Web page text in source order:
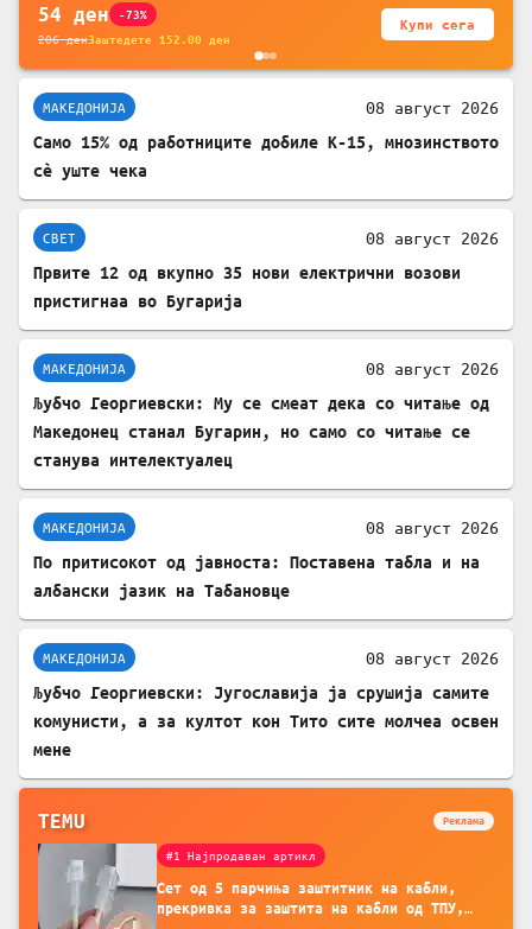
54 ден -73%
206денЗаштедете 152.00 ден
Купи сега
МАКЕДОНИЈА 08 август 2026
Само 15% од работниците добиле К-15, мнозинството
сè уште чека
СВЕТ 08 август 2026
Првите 12 од вкупно 35 нови електрични возови
пристигнаа во Бугарија
МАКЕДОНИЈА 08 август 2026
Љубчо Георгиевски: Му се смеат дека со читање од
Македонец станал Бугарин, но само со читање се
станува интелектуалец
МАКЕДОНИЈА 08 август 2026
По притисокот од јавноста: Поставена табла и на
албански јазик на Табановце
МАКЕДОНИЈА 08 август 2026
Љубчо Георгиевски: Југославија ја срушија самите
комунисти, а за култот кон Тито сите молчеа освен
мене
TEMU Реклама
#1 Најпродаван артикл
Сет од 5 парчиња заштитник на кабли,
прекривка за заштита на кабли од ТПУ,